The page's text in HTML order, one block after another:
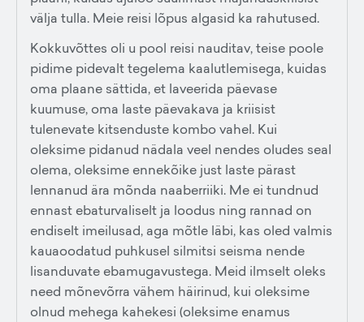
välja tulla. Meie reisi lõpus algasid ka rahutused.
Kokkuvõttes oli u pool reisi nauditav, teise poole
pidime pidevalt tegelema kaalutlemisega, kuidas
oma plaane sättida, et laveerida päevase
kuumuse, oma laste päevakava ja kriisist
tulenevate kitsenduste kombo vahel. Kui
oleksime pidanud nädala veel nendes oludes seal
olema, oleksime ennekõike just laste pärast
lennanud ära mõnda naaberriiki. Me ei tundnud
ennast ebaturvaliselt ja loodus ning rannad on
endiselt imeilusad, aga mõtle läbi, kas oled valmis
kauaoodatud puhkusel silmitsi seisma nende
lisanduvate ebamugavustega. Meid ilmselt oleks
need mõnevõrra vähem häirinud, kui oleksime
olnud mehega kahekesi (oleksime enamus